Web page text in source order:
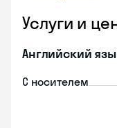
Услуги и
Английский
С носителем